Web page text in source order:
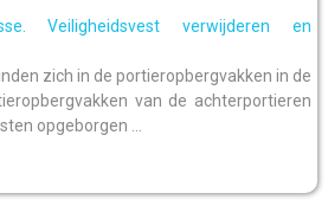
Veiligheidsvest verwijderen en
zich in de portieropbergvakken in de
van de achterportieren
opgeborgen ...